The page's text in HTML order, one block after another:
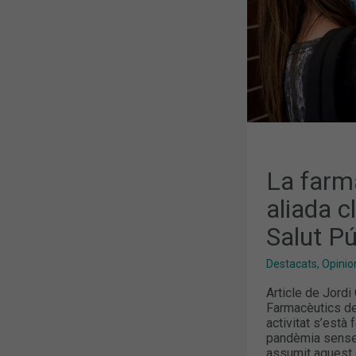
La
aliada
Salut
Destacats,
Article de Jordi
Farmacèutics
activitat s’està
pandèmia
DE
SALUT
PÚBLICA